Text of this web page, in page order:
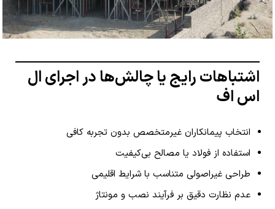
اشتباهات رایج یا چالش‌ها در اجرای ال
اس اف
انتخاب پیمانکاران غیرمتخصص بدون تجربه کافی
استفاده از فولاد یا مصالح بی‌کیفیت
طراحی غیراصولی متناسب با شرایط اقلیمی
عدم نظارت دقیق بر فرآیند نصب و مونتاژ